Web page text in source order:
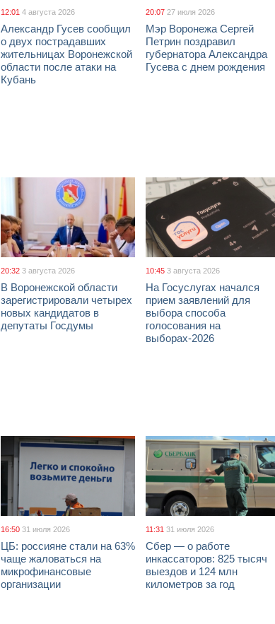
12:01 4 августа 2026
Александр Гусев сообщил
о двух пострадавших
жительницах Воронежской
области после атаки на
Кубань
20:07 27 июля 2026
Мэр Воронежа Сергей
Петрин поздравил
губернатора Александра
Гусева с днем рождения
20:32 3 августа 2026
В Воронежской области
зарегистрировали четырех
новых кандидатов в
депутаты Госдумы
10:45 3 августа 2026
На Госуслугах начался
прием заявлений для
выбора способа
голосования на
выборах-2026
16:50 31 июля 2026
ЦБ: россияне стали на 63%
чаще жаловаться на
микрофинансовые
организации
11:31 31 июля 2026
Сбер — о работе
инкассаторов: 825 тысяч
выездов и 124 млн
километров за год